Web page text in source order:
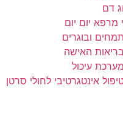
דם
יום יום
ובוגרים
האישה
עיכול
אינטגרטיבי לחולי סרטן